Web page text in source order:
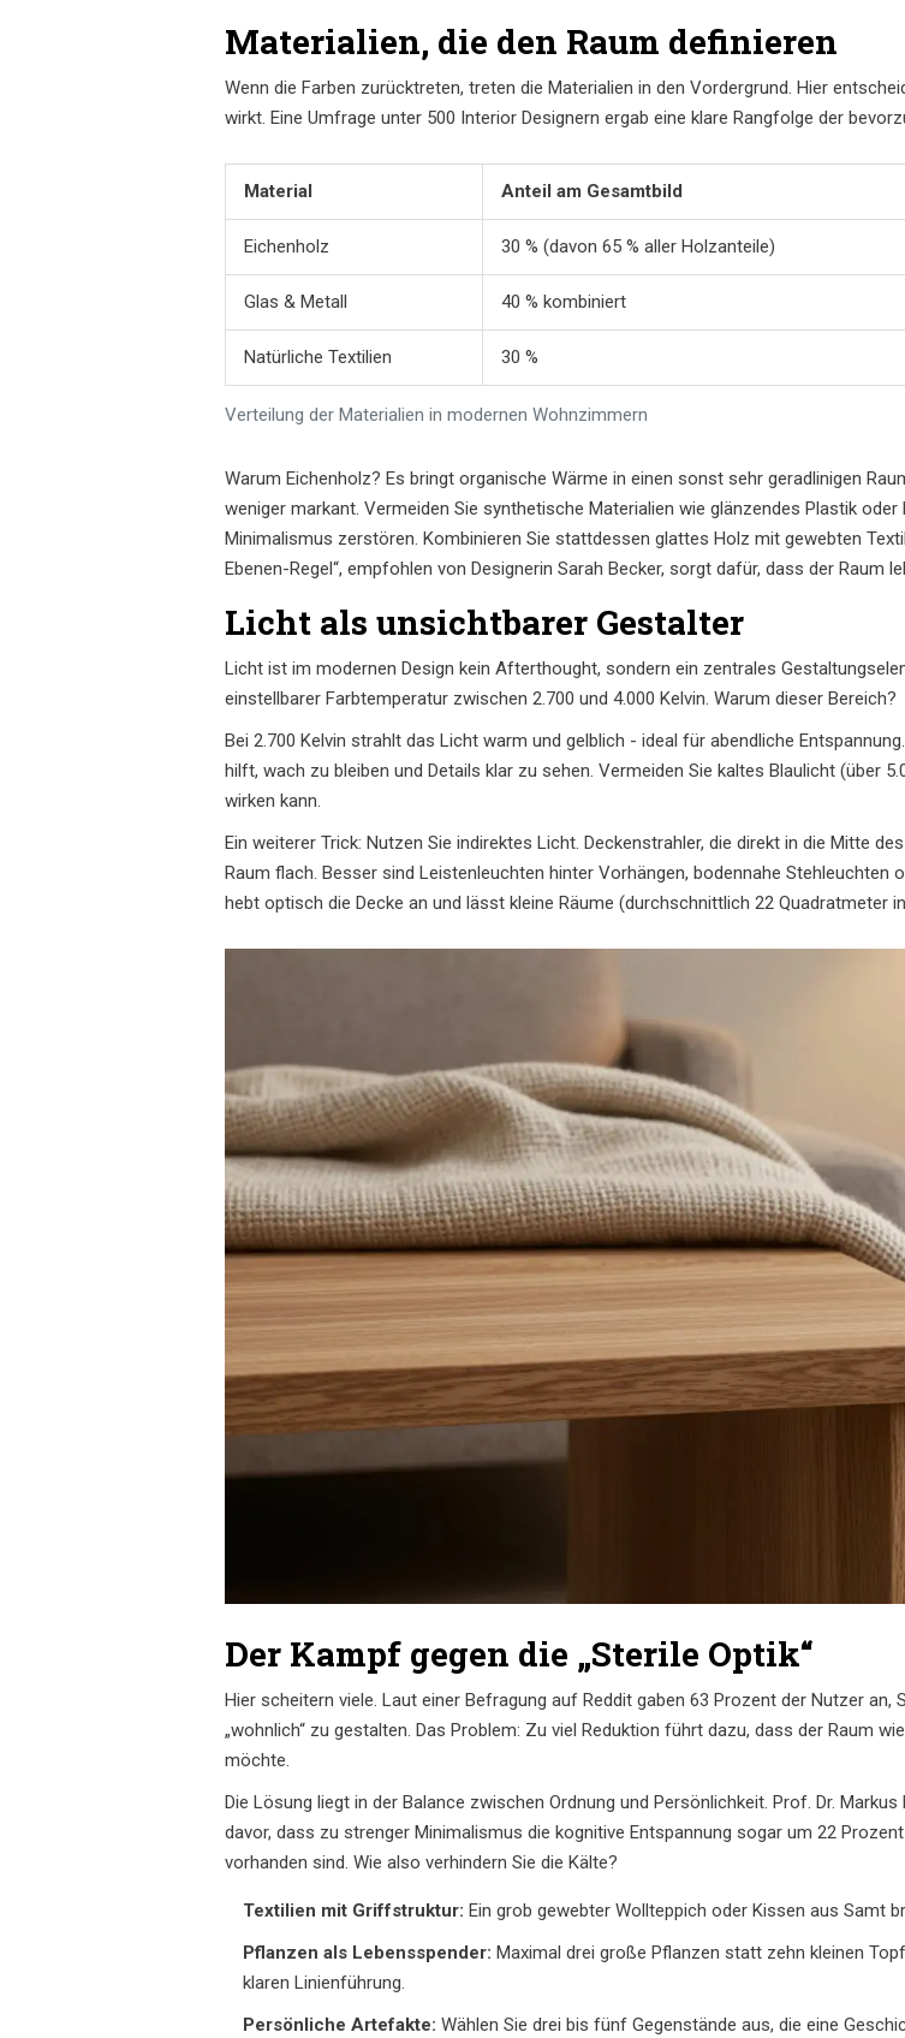
Materialien, die den Raum definieren
Wenn die Farben zurücktreten, treten die Materialien in den Vordergrund. Hier
wirkt. Eine Umfrage unter 500 Interior Designern ergab eine klare Rangfolge der
Verteilung der Materialien in modernen Wohnzimmern
Material Anteil am Gesamtbild
Eichenholz 30 % (davon 65 % aller Holzanteile)
Glas & Metall 40 % kombiniert
Natürliche Textilien 30 %
Warum Eichenholz? Es bringt organische Wärme in einen sonst sehr geradlinigen
weniger markant. Vermeiden Sie synthetische Materialien wie glänzendes Plastik
Minimalismus zerstören. Kombinieren Sie stattdessen glattes Holz mit gewebten
Ebenen-Regel“, empfohlen von Designerin Sarah Becker, sorgt dafür, dass der Raum
Licht als unsichtbarer Gestalter
Licht ist im modernen Design kein Afterthought, sondern ein zentrales
einstellbarer Farbtemperatur zwischen 2.700 und 4.000 Kelvin. Warum dieser Bereich?
Bei 2.700 Kelvin strahlt das Licht warm und gelblich - ideal für abendliche
hilft, wach zu bleiben und Details klar zu sehen. Vermeiden Sie kaltes Blaulicht (über
wirken kann.
Ein weiterer Trick: Nutzen Sie indirektes Licht. Deckenstrahler, die direkt in die Mitte
Raum flach. Besser sind Leistenleuchten hinter Vorhängen, bodennahe Stehleuchten
hebt optisch die Decke an und lässt kleine Räume (durchschnittlich 22 Quadratmeter
Der Kampf gegen die „Sterile Optik“
Hier scheitern viele. Laut einer Befragung auf Reddit gaben 63 Prozent der Nutzer
„wohnlich“ zu gestalten. Das Problem: Zu viel Reduktion führt dazu, dass der Raum
möchte.
Die Lösung liegt in der Balance zwischen Ordnung und Persönlichkeit. Prof. Dr.
davor, dass zu strenger Minimalismus die kognitive Entspannung sogar um 22
vorhanden sind. Wie also verhindern Sie die Kälte?
Textilien mit Griffstruktur: Ein grob gewebter Wollteppich oder Kissen aus Samt
Pflanzen als Lebensspender: Maximal drei große Pflanzen statt zehn kleinen
klaren Linienführung.
Persönliche Artefakte: Wählen Sie drei bis fünf Gegenstände aus, die eine